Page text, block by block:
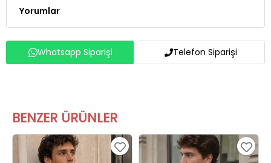
Yorumlar
Whatsapp Siparişi Telefon Siparişi
BENZER ÜRÜNLER